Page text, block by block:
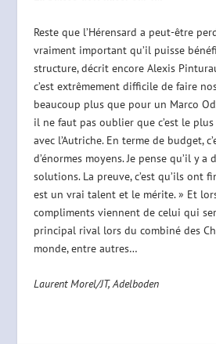
Reste que l’Hérensard a peut-être
vraiment important qu’il puisse
structure, décrit encore Alexis
c’est extrêmement difficile de faire
beaucoup plus que pour un Marco
il ne faut pas oublier que c’est le
avec l’Autriche. En terme de budget,
d’énormes moyens. Je pense qu’il y
solutions. La preuve, c’est qu’ils ont
est un vrai talent et le mérite. » Et
compliments viennent de celui qui
principal rival lors du combiné des
monde, entre autres…
Laurent Morel/JT, Adelboden